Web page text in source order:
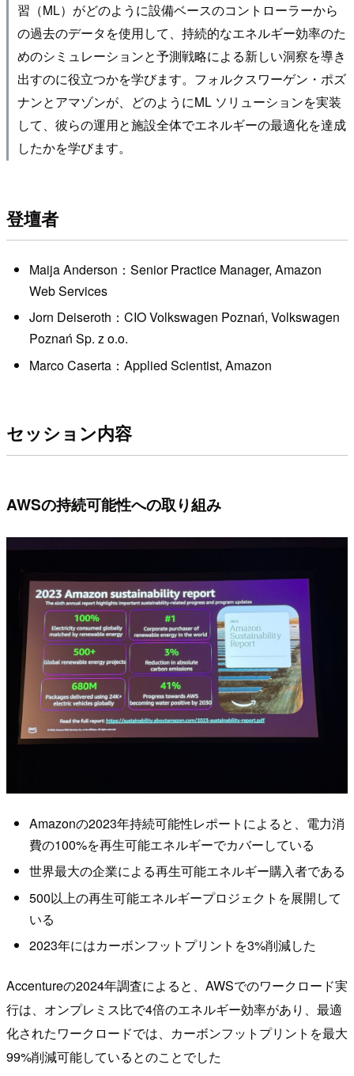
習（ML）がどのように設備ベースのコントローラーから
の過去のデータを使用して、持続的なエネルギー効率のた
めのシミュレーションと予測戦略による新しい洞察を導き
出すのに役立つかを学びます。フォルクスワーゲン・ポズ
ナンとアマゾンが、どのようにML ソリューションを実装
して、彼らの運用と施設全体でエネルギーの最適化を達成
したかを学びます。
登壇者
Maija Anderson：Senior Practice Manager, Amazon
Web Services
Jorn Deiseroth：CIO Volkswagen Poznań, Volkswagen
Poznań Sp. z o.o.
Marco Caserta：Applied Scientist, Amazon
セッション内容
AWSの持続可能性への取り組み
Amazonの2023年持続可能性レポートによると、電力消
費の100%を再生可能エネルギーでカバーしている
世界最大の企業による再生可能エネルギー購入者である
500以上の再生可能エネルギープロジェクトを展開して
いる
2023年にはカーボンフットプリントを3%削減した
Accentureの2024年調査によると、AWSでのワークロード実
行は、オンプレミス比で4倍のエネルギー効率があり、最適
化されたワークロードでは、カーボンフットプリントを最大
99%削減可能しているとのことでした